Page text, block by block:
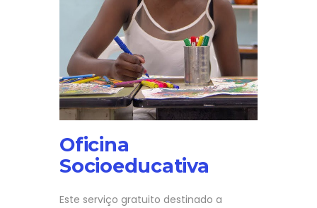
Oficina
Socioeducativa
Este serviço gratuito destinado a